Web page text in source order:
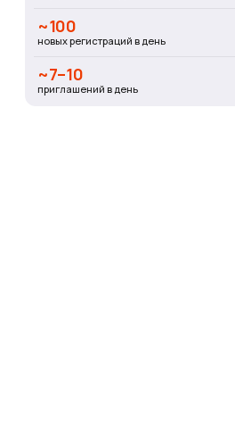
~100
новых регистраций в день
~7–10
приглашений в день